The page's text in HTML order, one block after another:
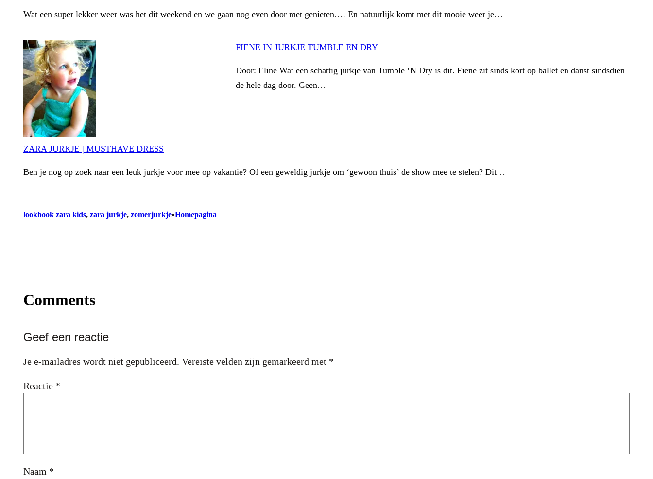
Wat een super lekker weer was het dit weekend en we gaan nog even door met genieten…. En natuurlijk komt met dit mooie weer je…
FIENE IN JURKJE TUMBLE EN DRY
Door: Eline Wat een schattig jurkje van Tumble ‘N Dry is dit. Fiene zit sinds kort op ballet en danst sindsdien
de hele dag door. Geen…
ZARA JURKJE | MUSTHAVE DRESS
Ben je nog op zoek naar een leuk jurkje voor mee op vakantie? Of een geweldig jurkje om ‘gewoon thuis’ de show mee te stelen? Dit…
lookbook zara kids, zara jurkje, zomerjurkje•Homepagina
Comments
Geef een reactie
Je e-mailadres wordt niet gepubliceerd. Vereiste velden zijn gemarkeerd met *
Reactie *
Naam *